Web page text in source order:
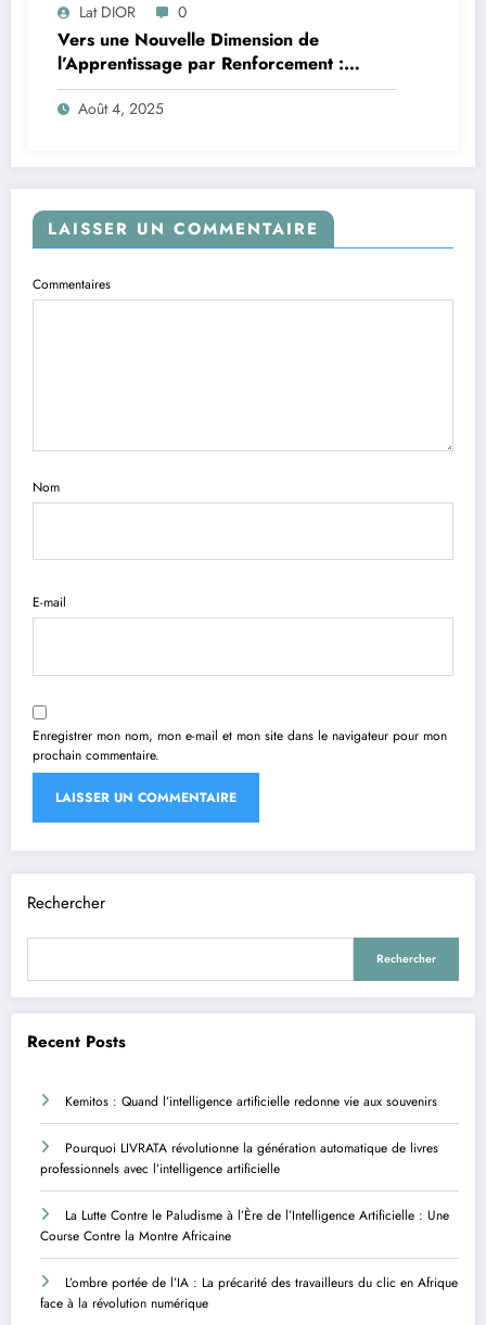
Lat DIOR 0
Vers une Nouvelle Dimension de
l’Apprentissage par Renforcement :
Comprendre la Géométrie des Espaces
d’États et d’Actions
Août 4, 2025
LAISSER UN COMMENTAIRE
Commentaires
Nom
E-mail
Enregistrer mon nom, mon e-mail et mon site dans le navigateur pour mon
prochain commentaire.
Rechercher
Rechercher
Recent Posts
Kemitos : Quand l’intelligence artificielle redonne vie aux souvenirs
Pourquoi LIVRATA révolutionne la génération automatique de livres
professionnels avec l’intelligence artificielle
La Lutte Contre le Paludisme à l’Ère de l’Intelligence Artificielle : Une
Course Contre la Montre Africaine
L’ombre portée de l’IA : La précarité des travailleurs du clic en Afrique
face à la révolution numérique